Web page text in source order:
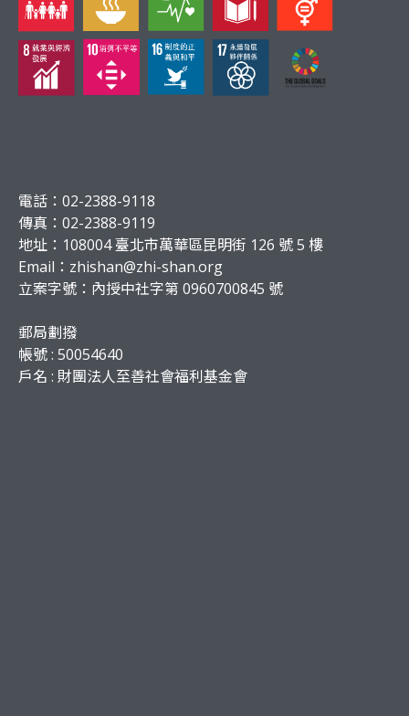
電話：02-2388-9118
傳真：02-2388-9119
地址：108004 臺北市萬華區昆明街 126 號 5 樓
Email： zhishan@zhi-shan.org
立案字號：內授中社字第 0960700845 號
郵局劃撥
帳號 : 50054640
戶名 : 財團法人至善社會福利基金會